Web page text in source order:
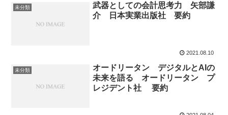
未分類
武器としての会計思考力 矢部謙
介 日本実業出版社 要約
2021.08.10
未分類
オードリータン デジタルとAIの
未来を語る オードリータン プ
レジデント社 要約